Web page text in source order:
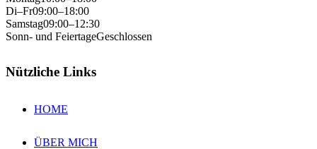
Di–Fr09:00–18:00
Samstag09:00–12:30
Sonn- und FeiertageGeschlossen
Nützliche Links
HOME
ÜBER MICH